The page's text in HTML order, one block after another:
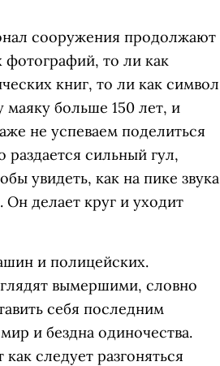
сооружения продолжают
фотографий, то ли как
книг, то ли как символ
маяку больше 150 лет, и
не успеваем поделиться
сильный гул,
увидеть, как на пике звука
делает круг и уходит
и полицейских.
вымершими, словно
себя последним
и бездна одиночества.
следует разгоняться